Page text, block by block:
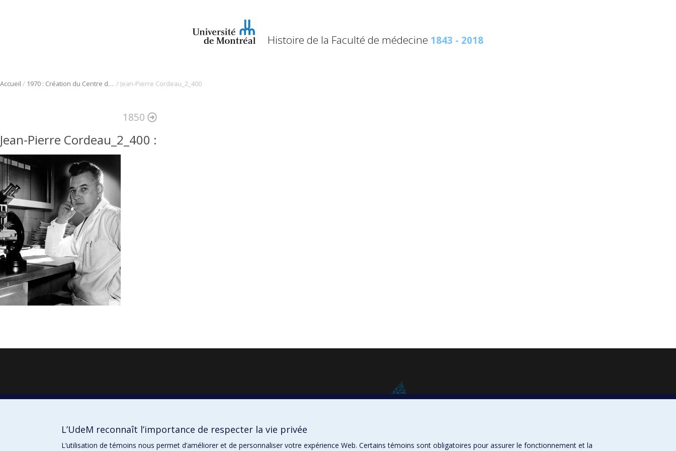
Histoire de la Faculté de médecine 1843 - 2018
Accueil / 1970 : Création du Centre de recherche en sciences neurologiques / Jean-Pierre Cordeau_2_400
1850
Jean-Pierre Cordeau_2_400 :
L’UdeM reconnaît l’importance de respecter la vie privée
L’utilisation de témoins nous permet d’améliorer et de personnaliser votre expérience Web. Certains témoins sont obligatoires pour assurer le fonctionnement et la